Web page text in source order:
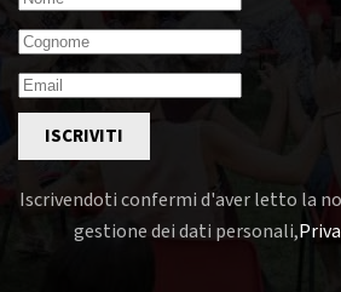
ISCRIVITI
Iscrivendoti confermi d'aver letto la
gestione dei dati personali,